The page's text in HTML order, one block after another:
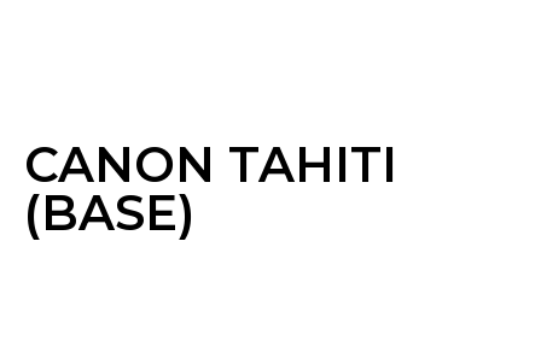
CANON TAHITI
(BASE)